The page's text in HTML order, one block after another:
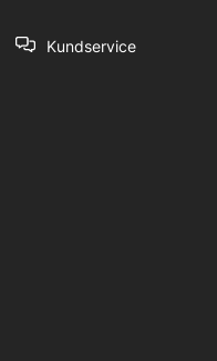
Kundservice